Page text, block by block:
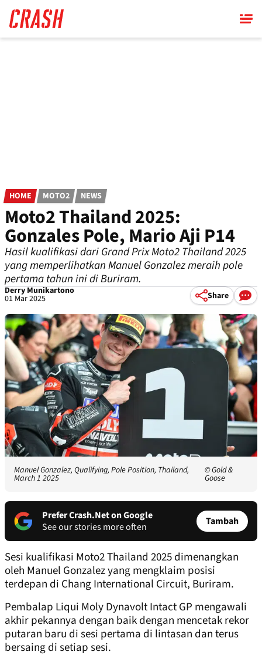
main
content
HOME MOTO2 NEWS
Moto2 Thailand 2025:
Gonzales Pole, Mario Aji P14
Hasil kualifikasi dari Grand Prix Moto2 Thailand 2025
yang memperlihatkan Manuel Gonzalez meraih pole
pertama tahun ini di Buriram.
Derry Munikartono
01 Mar 2025 Share
Manuel Gonzalez, Qualifying, Pole Position, Thailand,
March 1 2025
© Gold &
Goose
Prefer Crash.Net on Google
See our stories more often
Tambah
Sesi kualifikasi Moto2 Thailand 2025 dimenangkan
oleh Manuel Gonzalez yang mengklaim posisi
terdepan di Chang International Circuit, Buriram.
Pembalap Liqui Moly Dynavolt Intact GP mengawali
akhir pekannya dengan baik dengan mencetak rekor
putaran baru di sesi pertama di lintasan dan terus
bersaing di setiap sesi.